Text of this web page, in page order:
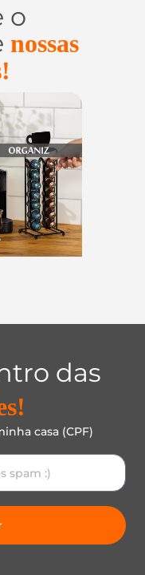
o
nossas
Utilidades de
das
casa (CPF)